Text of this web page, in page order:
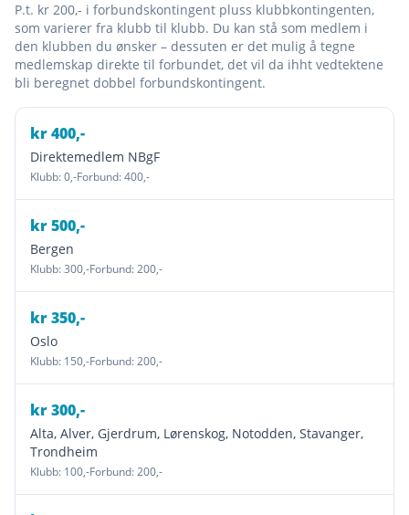
P.t. kr 200,- i forbundskontingent pluss klubbkontingenten,
som varierer fra klubb til klubb. Du kan stå som medlem i
den klubben du ønsker – dessuten er det mulig å tegne
medlemskap direkte til forbundet, det vil da ihht vedtektene
bli beregnet dobbel forbundskontingent.
kr400,-
Direktemedlem NBgF
Klubb:0,-Forbund:400,-
kr500,-
Bergen
Klubb:300,-Forbund:200,-
kr350,-
Oslo
Klubb: 150,-Forbund:200,-
kr300,-
Alta, Alver, Gjerdrum, Lørenskog, Notodden, Stavanger,
Trondheim
Klubb: 100,-Forbund:200,-